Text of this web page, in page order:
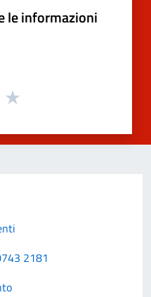
le informazioni
2181